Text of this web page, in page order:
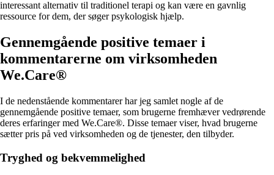
interessant alternativ til traditionel terapi og kan være en gavnlig
ressource for dem, der søger psykologisk hjælp.
Gennemgående positive temaer i
kommentarerne om virksomheden
We.Care®
I de nedenstående kommentarer har jeg samlet nogle af de
gennemgående positive temaer, som brugerne fremhæver vedrørende
deres erfaringer med We.Care®. Disse temaer viser, hvad brugerne
sætter pris på ved virksomheden og de tjenester, den tilbyder.
Tryghed og bekvemmelighed